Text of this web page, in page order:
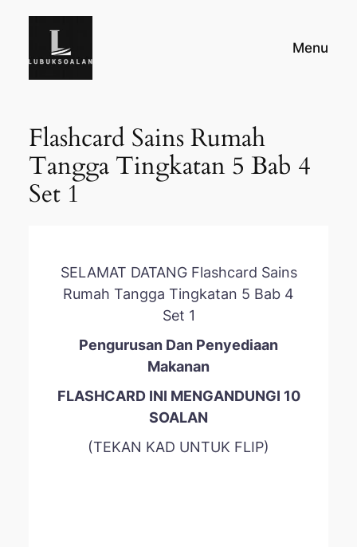
Menu
Flashcard Sains Rumah
Tangga Tingkatan 5 Bab 4
Set 1
SELAMAT DATANG Flashcard Sains
Rumah Tangga Tingkatan 5 Bab 4
Set 1
Pengurusan Dan Penyediaan
Makanan
FLASHCARD INI MENGANDUNGI 10
SOALAN
(TEKAN KAD UNTUK FLIP)